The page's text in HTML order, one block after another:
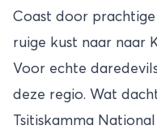
Coast door
ruige kust naar naar
Voor echte
deze regio. Wat
Tsitiskamma